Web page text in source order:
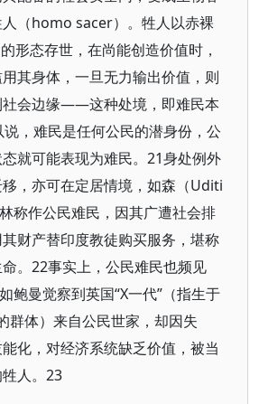
（homo sacer）。牲人以赤裸
形态存世，在尚能创造价值时，
其身体，一旦无力输出价值，则
社会边缘——这种处境，即难民本
，难民是任何公民的潜身份，公
就可能表现为难民。21身处例外
，亦可在定居情境，如森（Uditi
称作公民难民，因其广遭社会排
财产替印度教徒购买服务，堪称
。22事实上，公民难民也频见
鲍曼觉察到英国“X一代”（指生于
体）来自公民世家，却因失
化，对经济系统缺乏价值，被当
人。23